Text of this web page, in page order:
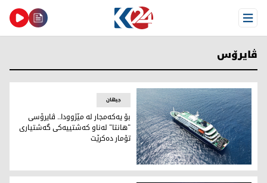
Open Menu
ڤایرۆس
بۆ یەکەمجار لە مێژوودا.. ڤایرۆسی "هانتا" لەناو کەشتییەکی
جیهان
بۆ یەکەمجار لە مێژوودا.. ڤایرۆسی
"هانتا" لەناو کەشتییەکی گەشتیاری
تۆمار دەکرێت